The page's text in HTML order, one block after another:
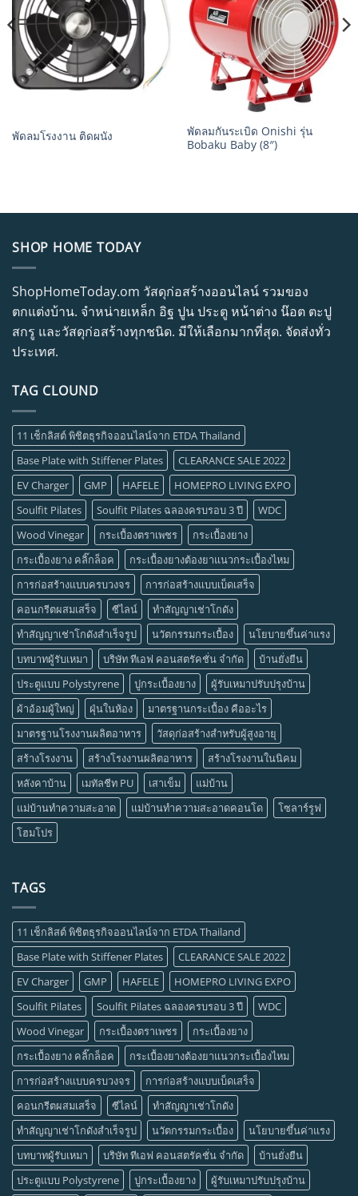
พัดลมโรงงาน ติดผนัง
พัดลมกันระเบิด Onishi รุ่น
Bobaku Baby (8″)
SHOP HOME TODAY
ShopHomeToday.om วัสดุก่อสร้างออนไลน์ รวมของ
ตกแต่งบ้าน. จำหน่ายเหล็ก อิฐ ปูน ประตู หน้าต่าง น๊อต ตะปู
สกรู และวัสดุก่อสร้างทุกชนิด. มีให้เลือกมากที่สุด. จัดส่งทั่ว
ประเทศ.
TAG CLOUND
11 เช็กลิสต์ พิชิตธุรกิจออนไลน์จาก ETDA Thailand
Base Plate with Stiffener Plates
CLEARANCE SALE 2022
EV Charger
GMP HAFELE
HOMEPRO LIVING EXPO
Soulfit Pilates
Soulfit Pilates ฉลองครบรอบ 3 ปี
WDC
Wood Vinegar
กระเบื้องตราเพชร
กระเบื้องยาง
กระเบื้องยาง คลิ๊กล็อค
กระเบื้องยางต้องยาแนวกระเบื้องไหม
การก่อสร้างแบบครบวงจร
การก่อสร้างแบบเบ็ดเสร็จ
คอนกรีตผสมเสร็จ
ซีไลน์
ทำสัญญาเช่าโกดัง
ทำสัญญาเช่าโกดังสำเร็จรูป
นวัตกรรมกระเบื้อง
นโยบายขึ้นค่าแรง
บทบาทผู้รับเหมา
บริษัท ทีเอฟ คอนสตรัคชั่น จำกัด
บ้านยั่งยืน
ประตูแบบ Polystyrene
ปูกระเบื้องยาง
ผู้รับเหมาปรับปรุงบ้าน
ผ้าอ้อมผู้ใหญ่
ฝุ่นในห้อง
มาตรฐานกระเบื้อง คืออะไร
มาตรฐานโรงงานผลิตอาหาร
วัสดุก่อสร้างสำหรับผู้สูงอายุ
สร้างโรงงาน
สร้างโรงงานผลิตอาหาร
สร้างโรงงานในนิคม
หลังคาบ้าน
เมทัลชีท PU เสาเข็ม
แม่บ้าน
แม่บ้านทำความสะอาด
แม่บ้านทำความสะอาดคอนโด
โซลาร์รูฟ
โฮมโปร
TAGS
11 เช็กลิสต์ พิชิตธุรกิจออนไลน์จาก ETDA Thailand
Base Plate with Stiffener Plates
CLEARANCE SALE 2022
EV Charger
GMP HAFELE
HOMEPRO LIVING EXPO
Soulfit Pilates
Soulfit Pilates ฉลองครบรอบ 3 ปี
WDC
Wood Vinegar
กระเบื้องตราเพชร
กระเบื้องยาง
กระเบื้องยาง คลิ๊กล็อค
กระเบื้องยางต้องยาแนวกระเบื้องไหม
การก่อสร้างแบบครบวงจร
การก่อสร้างแบบเบ็ดเสร็จ
คอนกรีตผสมเสร็จ
ซีไลน์
ทำสัญญาเช่าโกดัง
ทำสัญญาเช่าโกดังสำเร็จรูป
นวัตกรรมกระเบื้อง
นโยบายขึ้นค่าแรง
บทบาทผู้รับเหมา
บริษัท ทีเอฟ คอนสตรัคชั่น จำกัด
บ้านยั่งยืน
ประตูแบบ Polystyrene
ปูกระเบื้องยาง ผู้รับเหมาปรับปรุงบ้าน